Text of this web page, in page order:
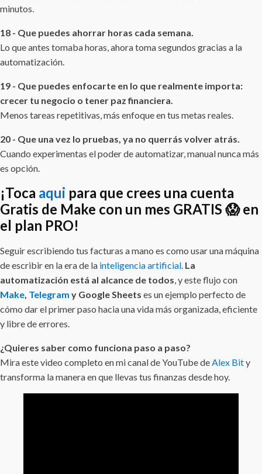
minutos.
18 - Que puedes ahorrar horas cada semana.
Lo que antes tomaba horas, ahora toma segundos gracias a la
automatización.
19 - Que puedes enfocarte en lo que realmente importa:
crecer tu negocio o tener paz financiera.
Menos tareas repetitivas, más enfoque en tus metas reales.
20 - Que una vez lo pruebas, ya no querrás volver atrás.
Cuando experimentas el poder de automatizar, manual nunca más
es opción.
¡Toca aqui para que crees una cuenta
Gratis de Make con un mes GRATIS 😱 en
el plan PRO!
Seguir escribiendo tus facturas a mano es como usar una máquina
de escribir en la era de la inteligencia artificial. La
automatización está al alcance de todos, y este flujo con
Make, Telegram y Google Sheets es un ejemplo perfecto de
cómo dar el primer paso hacia una vida más organizada, eficiente
y libre de errores.
¿Quieres saber como funciona paso a paso?
Mira este video completo en mi canal de YouTube deAlex Bity
transforma la manera en que llevas tus finanzas desde hoy.